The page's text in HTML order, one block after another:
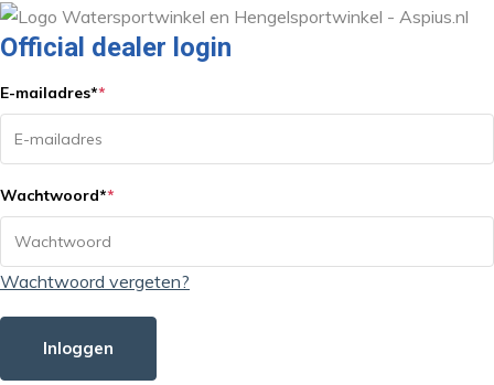
Official dealer login
E-mailadres**
Wachtwoord**
Wachtwoord vergeten?
Inloggen